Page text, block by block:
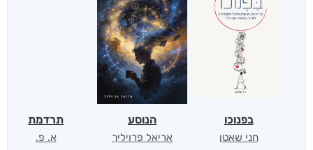
בפנוכו
חני שאטן
הנוסע
אריאל פרויליך
תרדמת
א. פ.